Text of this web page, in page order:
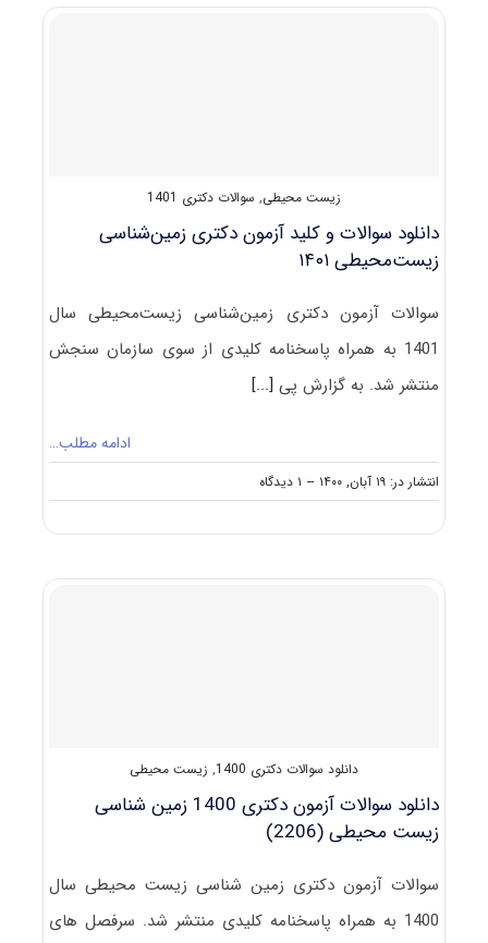
شناسی
زیست محیطی, سوالات دکتری 1401
دانلود سوالات و کلید آزمون دکتری زمین‌شناسی
زیست‌محیطی ۱۴۰۱
سوالات آزمون دکتری زمین‌شناسی زیست‌محیطی سال
1401 به همراه پاسخنامه کلیدی از سوی سازمان سنجش
منتشر شد. به گزارش پی[...]
ادامه مطلب…
انتشار در: ۱۹ آبان, ۱۴۰۰ -- ۱ دیدگاه
on
دانلود
آزمون
دانلود سوالات دکتری 1400 , زیست محیطی
دانلود سوالات آزمون دکتری 1400 زمین شناسی
زیست‌ محیطی (2206)
سوالات آزمون دکتری زمین شناسی زیست‌ محیطی سال
1400 به همراه پاسخنامه کلیدی منتشر شد. سرفصل های